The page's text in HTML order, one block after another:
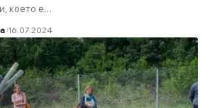
което е…
16.07.2024